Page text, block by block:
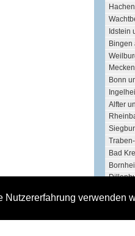
Nutzererfahrung verwenden
Idstein
Bingen
Bonn
Alfter
Bad
Wittlich